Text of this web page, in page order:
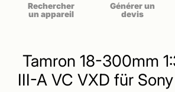
Rechercher
un appareil
Générer un
devis
Tamron 18-300mm
III-A VC VXD für